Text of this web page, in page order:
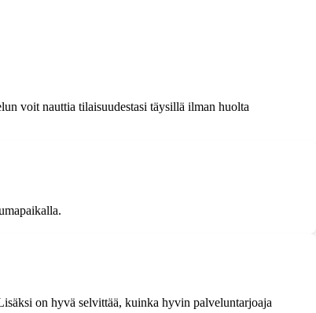
voit nauttia tilaisuudestasi täysillä ilman huolta
on hyvä selvittää, kuinka hyvin palveluntarjoaja